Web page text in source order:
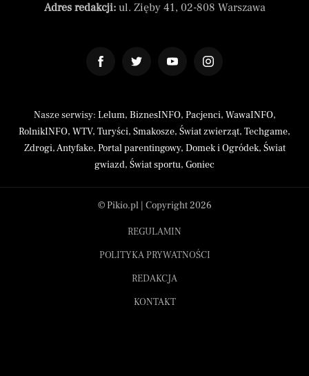
Adres redakcji:ul. Zięby 41, 02-808 Warszawa
Nasze serwisy: Lelum, BiznesINFO, Pacjenci, WawaINFO,
RolnikINFO, WTV, Turyści, Smakosze, Świat zwierząt, Techgame,
Zdrogi,Antyfake, Portal parentingowy, Domek i Ogródek, Świat
gwiazd, Świat sportu, Goniec
© Pikio.pl | Copyright 2026
REGULAMIN
POLITYKA PRYWATNOŚCI
REDAKCJA
KONTAKT